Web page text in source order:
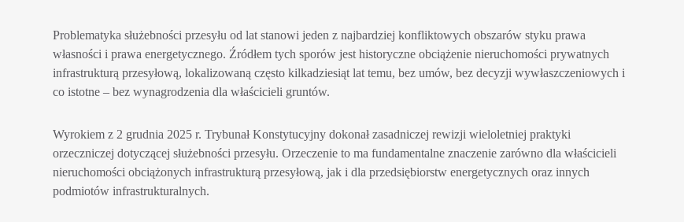
Problematyka służebności przesyłu od lat stanowi jeden z najbardziej konfliktowych obszarów styku prawa
własności i prawa energetycznego. Źródłem tych sporów jest historyczne obciążenie nieruchomości prywatnych
infrastrukturą przesyłową, lokalizowaną często kilkadziesiąt lat temu, bez umów, bez decyzji wywłaszczeniowych i
co istotne – bez wynagrodzenia dla właścicieli gruntów.
Wyrokiem z 2 grudnia 2025 r. Trybunał Konstytucyjny dokonał zasadniczej rewizji wieloletniej praktyki
orzeczniczej dotyczącej służebności przesyłu. Orzeczenie to ma fundamentalne znaczenie zarówno dla właścicieli
nieruchomości obciążonych infrastrukturą przesyłową, jak i dla przedsiębiorstw energetycznych oraz innych
podmiotów infrastrukturalnych.